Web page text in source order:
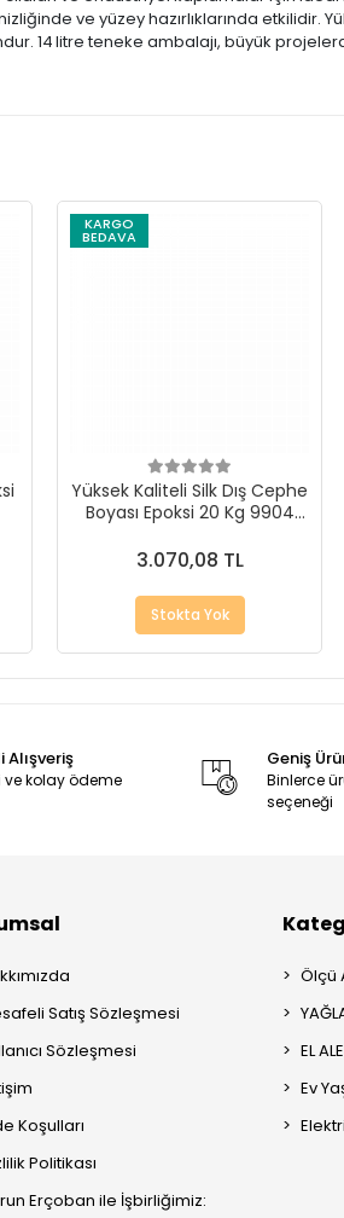
ve yüzey hazırlıklarında etkilidir.
14 litre teneke ambalajı, büyük
KARGO
BEDAVA
Yüksek Kaliteli Silk Dış Cephe
Boyası Epoksi 20 Kg 9904
3.070,08 TL
Stokta Yok
Alışveriş
ve kolay ödeme
Geniş
Binlerce
seçeneği
Satış Sözleşmesi
Sözleşmesi
Koşulları
Politikası
Erçoban ile İşbirliğimiz:
Ölçü
EL
Ev